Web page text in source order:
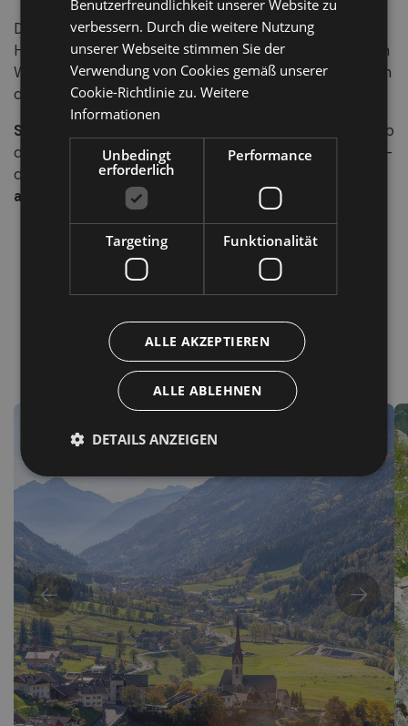
Diese Wasserfälle beeindrucken nicht nur durch ihre
Höhe, sondern auch durch ihregute Erreichbarkeit
: Ein
Wanderweg führt ganz nah heran – begleitet vom Tosen
des Wassers und frischer Sprühnebel-Luft.
Stuls
. Ob
du Erholung, Bewegung oder Naturschönheiten suchst –
dieser stille Winkel Südtirols bietet
authentisches Erlebnis
Benutzerfreundlichkeit unserer Website zu
verbessern. Durch die weitere Nutzung
unserer Webseite stimmen Sie der
Verwendung von Cookies gemäß unserer
Cookie-Richtlinie zu. Weitere
Informationen
Unbedingt
erforderlich
Performance
Targeting Funktionalität
ALLE AKZEPTIEREN
ALLE ABLEHNEN
DETAILS ANZEIGEN